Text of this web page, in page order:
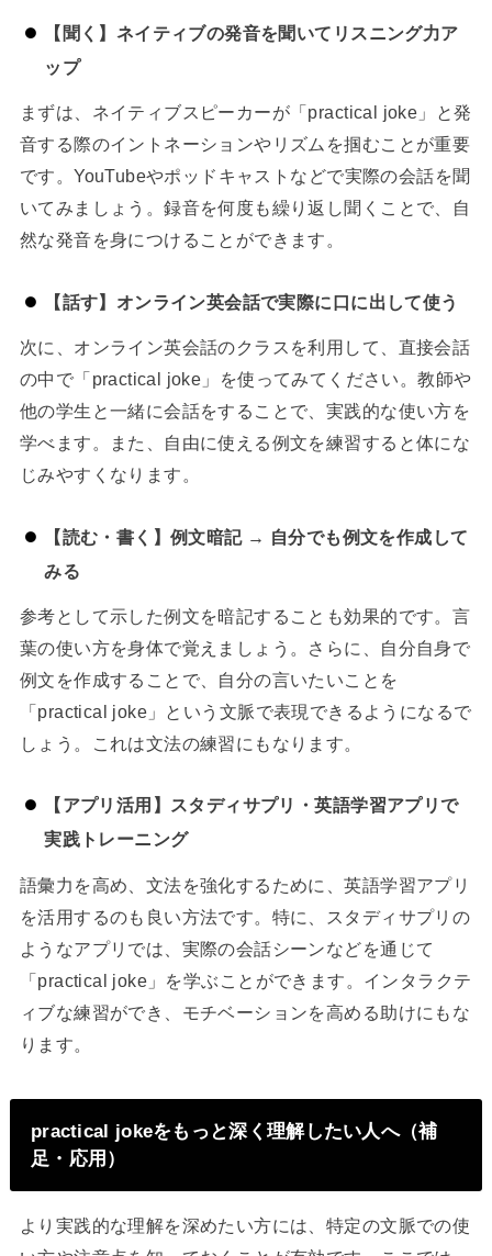
【聞く】ネイティブの発音を聞いてリスニング力ア
ップ
まずは、ネイティブスピーカーが「practical joke」と発
音する際のイントネーションやリズムを掴むことが重要
です。YouTubeやポッドキャストなどで実際の会話を聞
いてみましょう。録音を何度も繰り返し聞くことで、自
然な発音を身につけることができます。
【話す】オンライン英会話で実際に口に出して使う
次に、オンライン英会話のクラスを利用して、直接会話
の中で「practical joke」を使ってみてください。教師や
他の学生と一緒に会話をすることで、実践的な使い方を
学べます。また、自由に使える例文を練習すると体にな
じみやすくなります。
【読む・書く】例文暗記 → 自分でも例文を作成して
みる
参考として示した例文を暗記することも効果的です。言
葉の使い方を身体で覚えましょう。さらに、自分自身で
例文を作成することで、自分の言いたいことを
「practical joke」という文脈で表現できるようになるで
しょう。これは文法の練習にもなります。
【アプリ活用】スタディサプリ・英語学習アプリで
実践トレーニング
語彙力を高め、文法を強化するために、英語学習アプリ
を活用するのも良い方法です。特に、スタディサプリの
ようなアプリでは、実際の会話シーンなどを通じて
「practical joke」を学ぶことができます。インタラクテ
ィブな練習ができ、モチベーションを高める助けにもな
ります。
practical jokeをもっと深く理解したい人へ（補
足・応用）
より実践的な理解を深めたい方には、特定の文脈での使